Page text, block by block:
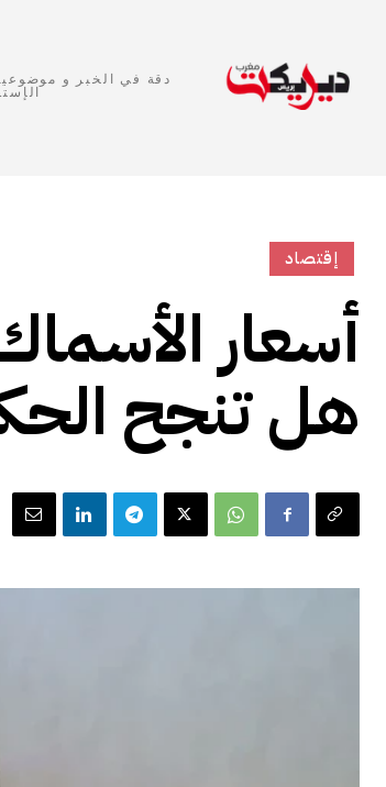
دقة في الخبر و
إقتصاد
أسعار
هل تنجح